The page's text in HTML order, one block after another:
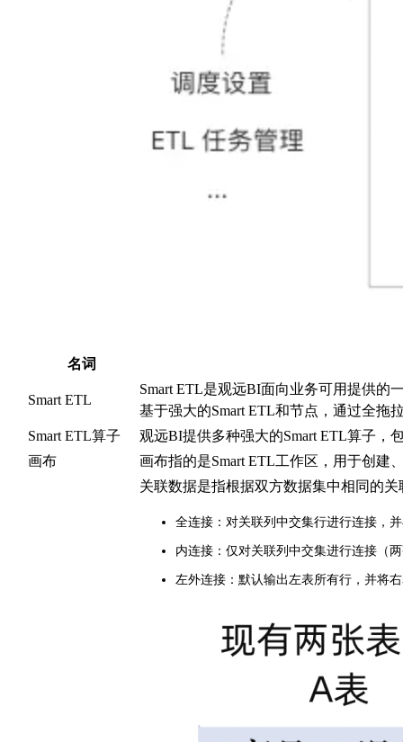
名词
Smart ETL
Smart ETL是观远BI面向业务可用提供的
基于强大的Smart ETL和节点，通过全拖
Smart ETL算子
观远BI提供多种强大的Smart ETL算子，
画布
画布指的是Smart ETL工作区，用于创建
关联数据是指根据双方数据集中相同的
全连接：对关联列中交集行进行连接，
内连接：仅对关联列中交集进行连接（
左外连接：默认输出左表所有行，并将